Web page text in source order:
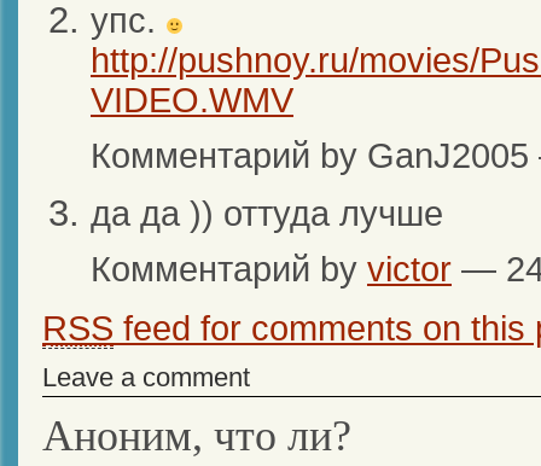
упс.
http://pushnoy.ru/movies/
VIDEO.WMV
Комментарий by
да да )) оттуда лучше
Комментарий by victor —
RSS feed for comments on this
Leave a comment
Аноним, что ли?